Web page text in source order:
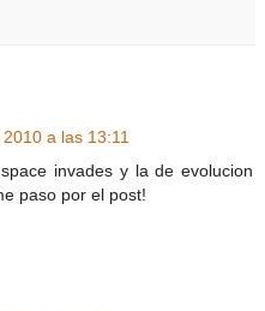
a las 13:11
invades y la de evolucion
paso por el post!